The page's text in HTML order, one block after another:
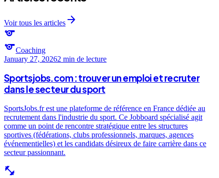
Voir tous les articles arrow_forward
sports
sportsCoaching
January 27, 20262 min de lecture
Sportsjobs.com : trouver un emploi et recruter
dans le secteur du sport
SportsJobs.fr est une plateforme de référence en France dédiée au
recrutement dans l'industrie du sport. Ce Jobboard spécialisé agit
comme un point de rencontre stratégique entre les structures
sportives (fédérations, clubs professionnels, marques, agences
événementielles) et les candidats désireux de faire carrière dans ce
secteur passionnant.
fitness_center